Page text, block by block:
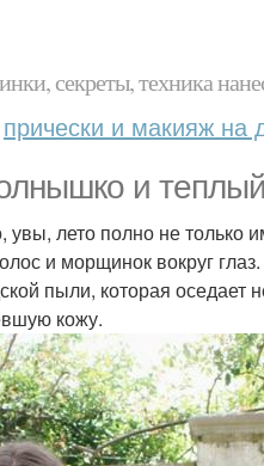
секреты, техника
прически и макияж на
и
лето полно не только
и морщинок вокруг
пыли, которая оседает
кожу.